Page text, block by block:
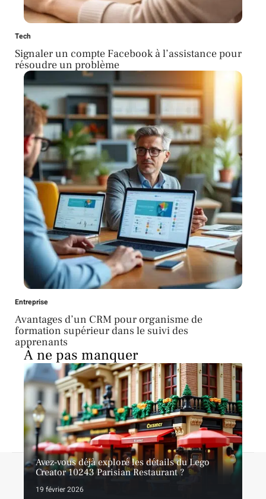
Tech
Signaler un compte Facebook à l’assistance pour
résoudre un problème
Entreprise
Avantages d’un CRM pour organisme de
formation supérieur dans le suivi des
apprenants
À ne pas manquer
Avez-vous déjà exploré les détails du Lego
Creator 10243 Parisian Restaurant ?
19 février 2026
Contact Mentions légales Sitemap